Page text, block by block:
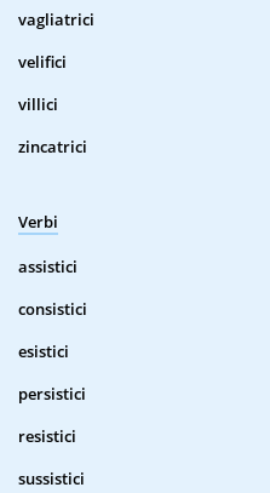
vagliatrici
velifici
villici
zincatrici
Verbi
assistici
consistici
esistici
persistici
resistici
sussistici